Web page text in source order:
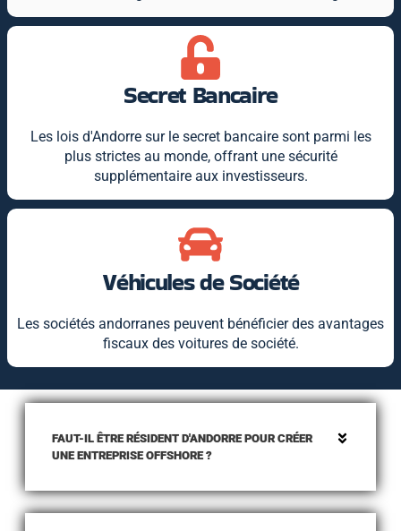
Secret Bancaire
Les lois d'Andorre sur le secret bancaire sont parmi les
plus strictes au monde, offrant une sécurité
supplémentaire aux investisseurs.
Véhicules de Société
Les sociétés andorranes peuvent bénéficier des avantages
fiscaux des voitures de société.
FAUT-IL ÊTRE RÉSIDENT D'ANDORRE POUR CRÉER
UNE ENTREPRISE OFFSHORE ?